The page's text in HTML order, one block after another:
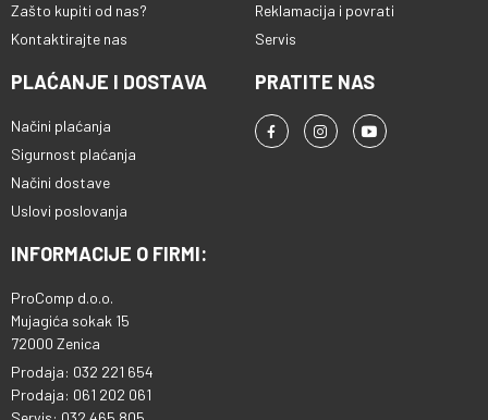
Zašto kupiti od nas?
Kontaktirajte nas
Reklamacija i povrati
Servis
PLAĆANJE I DOSTAVA
Načini plaćanja
Sigurnost plaćanja
Načini dostave
Uslovi poslovanja
PRATITE NAS
INFORMACIJE O FIRMI:
ProComp d.o.o.
Mujagića sokak 15
72000 Zenica
Prodaja: 032 221 654
Prodaja: 061 202 061